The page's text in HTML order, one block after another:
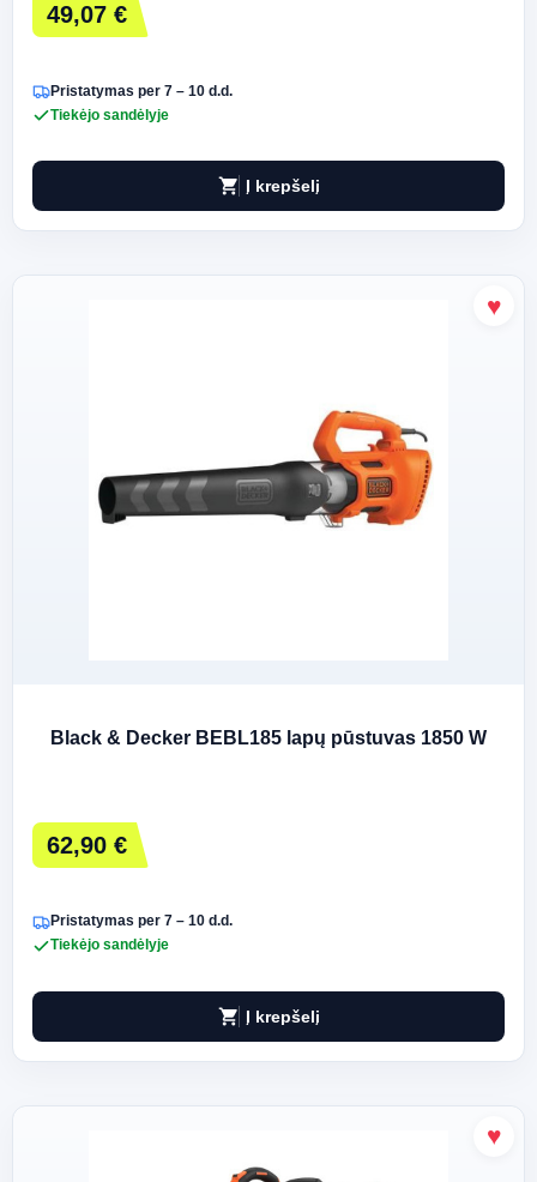
49,07 €
Pristatymas per 7 – 10 d.d.
Tiekėjo sandėlyje
shopping_cart Į krepšelį
Black & Decker BEBL185 lapų pūstuvas 1850 W
62,90 €
Pristatymas per 7 – 10 d.d.
Tiekėjo sandėlyje
shopping_cart Į krepšelį